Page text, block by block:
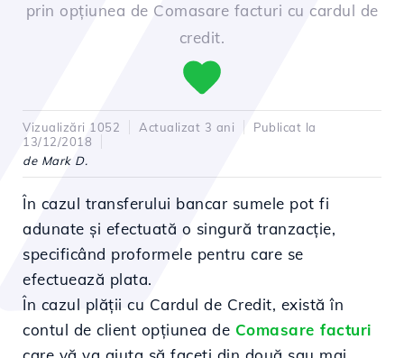
prin opțiunea de Comasare facturi cu cardul de
credit.
Vizualizări 1052 Actualizat 3 ani
Publicat la
13/12/2018
de Mark D.
În cazul transferului bancar sumele pot fi
adunate și efectuată o singură tranzacție,
specificând proformele pentru care se
efectuează plata.
În cazul plății cu Cardul de Credit, există în
contul de client opțiunea de Comasare facturi